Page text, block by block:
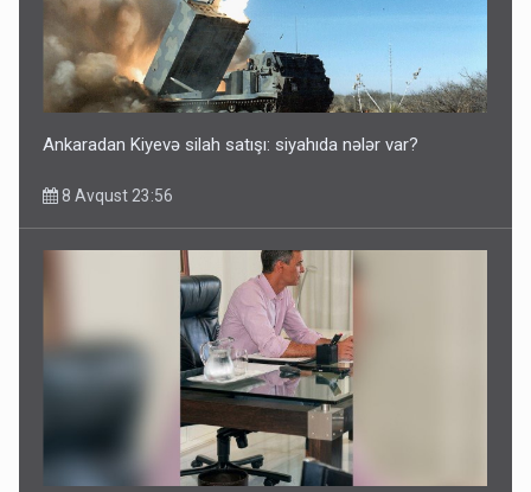
Ankaradan Kiyevə silah satışı: siyahıda nələr var?
8 Avqust 23:56